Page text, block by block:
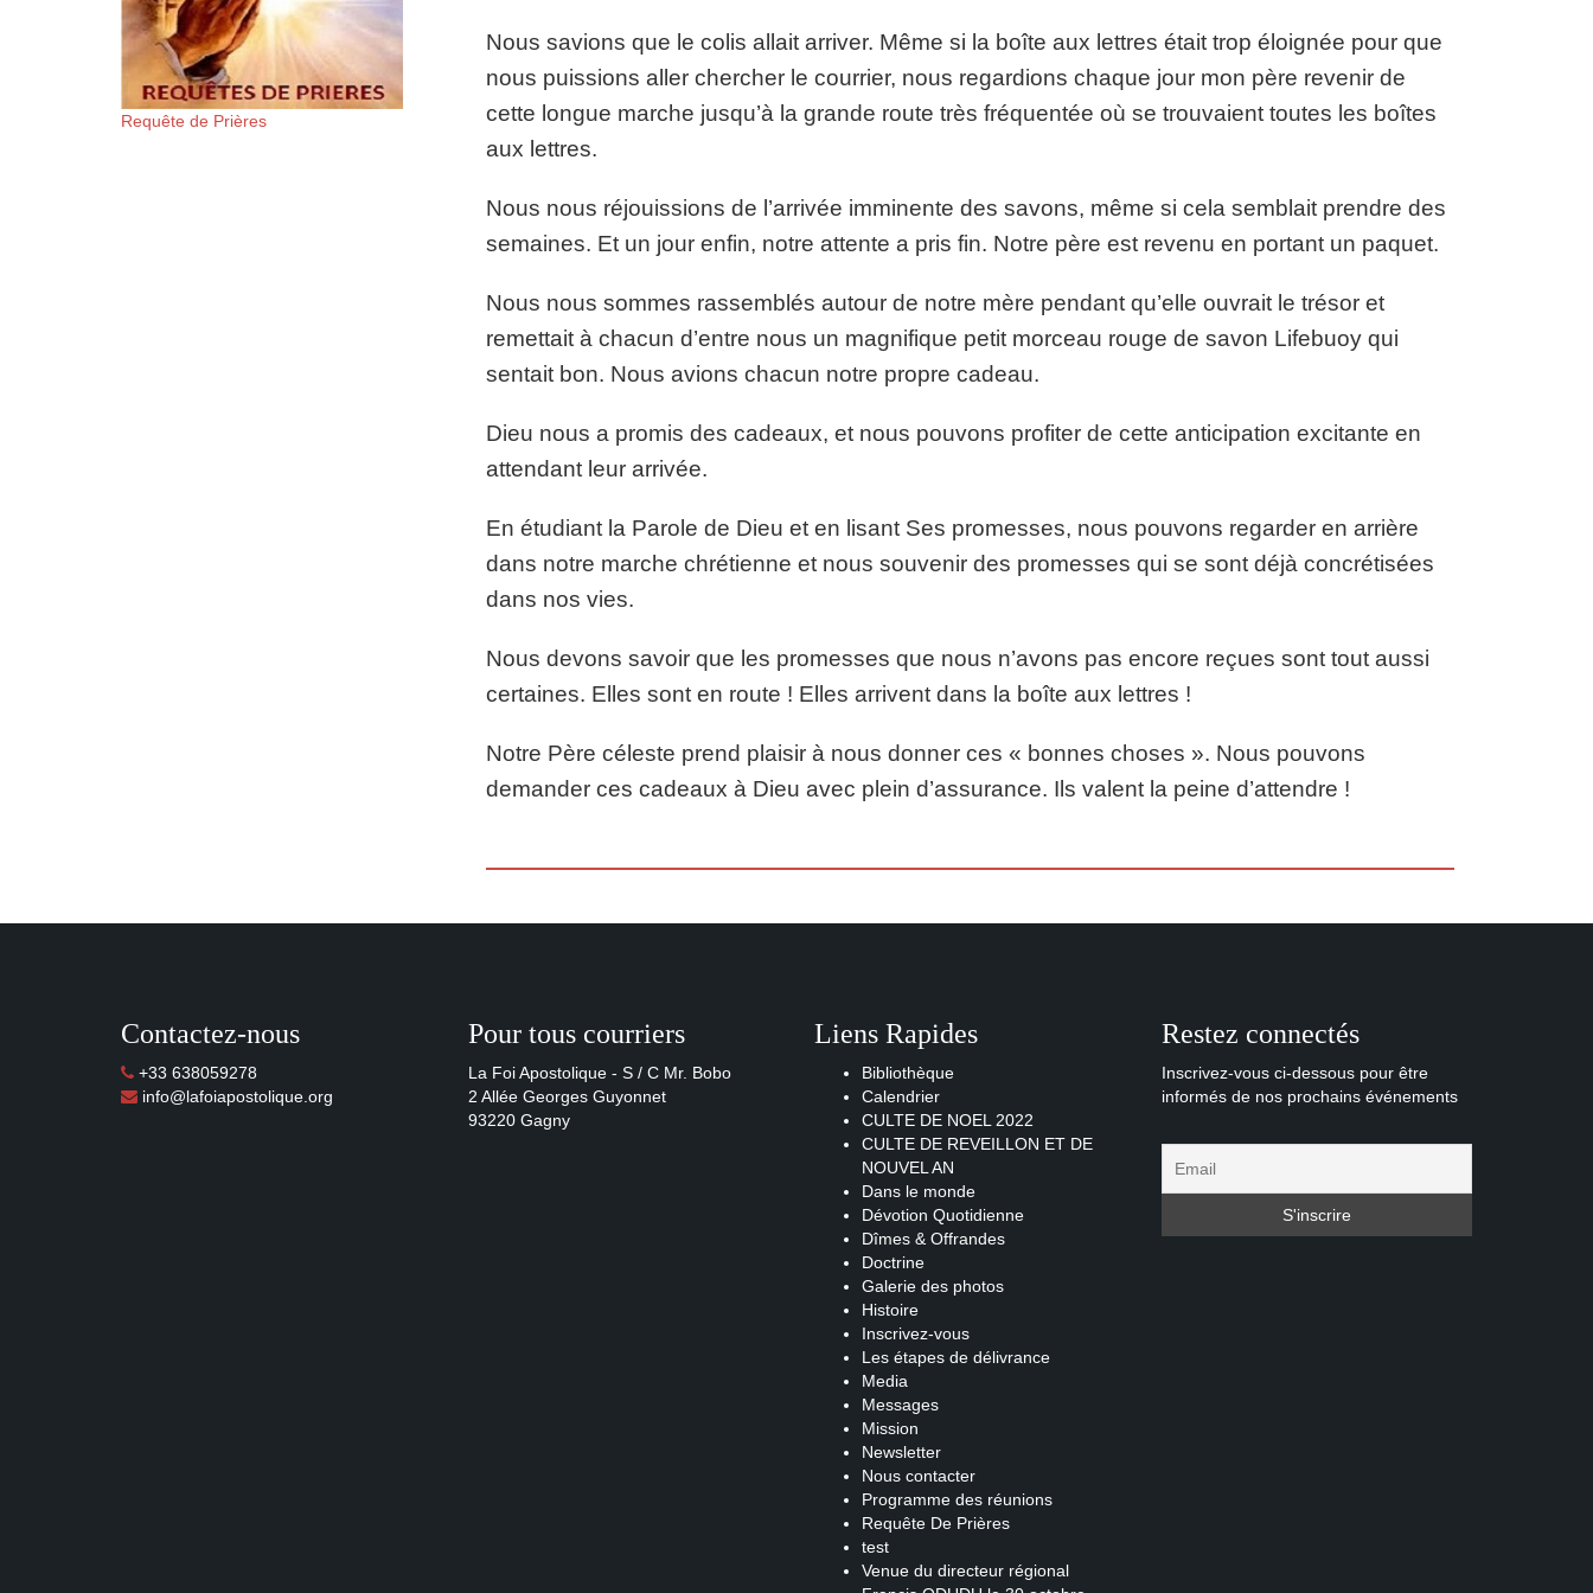
Requête de Prières
Nous savions que le colis allait arriver. Même si la boîte aux lettres était trop éloignée pour que
nous puissions aller chercher le courrier, nous regardions chaque jour mon père revenir de
cette longue marche jusqu’à la grande route très fréquentée où se trouvaient toutes les boîtes
aux lettres.
Nous nous réjouissions de l’arrivée imminente des savons, même si cela semblait prendre des
semaines. Et un jour enfin, notre attente a pris fin. Notre père est revenu en portant un paquet.
Nous nous sommes rassemblés autour de notre mère pendant qu’elle ouvrait le trésor et
remettait à chacun d’entre nous un magnifique petit morceau rouge de savon Lifebuoy qui
sentait bon. Nous avions chacun notre propre cadeau.
Dieu nous a promis des cadeaux, et nous pouvons profiter de cette anticipation excitante en
attendant leur arrivée.
En étudiant la Parole de Dieu et en lisant Ses promesses, nous pouvons regarder en arrière
dans notre marche chrétienne et nous souvenir des promesses qui se sont déjà concrétisées
dans nos vies.
Nous devons savoir que les promesses que nous n’avons pas encore reçues sont tout aussi
certaines. Elles sont en route ! Elles arrivent dans la boîte aux lettres !
Notre Père céleste prend plaisir à nous donner ces « bonnes choses ». Nous pouvons
demander ces cadeaux à Dieu avec plein d’assurance. Ils valent la peine d’attendre !
Contactez-nous
+33 638059278
info@lafoiapostolique.org
Pour tous courriers
La Foi Apostolique - S / C Mr. Bobo
2 Allée Georges Guyonnet
93220 Gagny
Liens Rapides
Bibliothèque
Calendrier
CULTE DE NOEL 2022
CULTE DE REVEILLON ET DE
NOUVEL AN
Dans le monde
Dévotion Quotidienne
Dîmes & Offrandes
Doctrine
Galerie des photos
Histoire
Inscrivez-vous
Les étapes de délivrance
Media
Messages
Mission
Newsletter
Nous contacter
Programme des réunions
Requête De Prières
test
Venue du directeur régional
Restez connectés
Inscrivez-vous ci-dessous pour être
informés de nos prochains événements